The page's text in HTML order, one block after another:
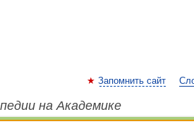
Запомнить сайт
на Академике